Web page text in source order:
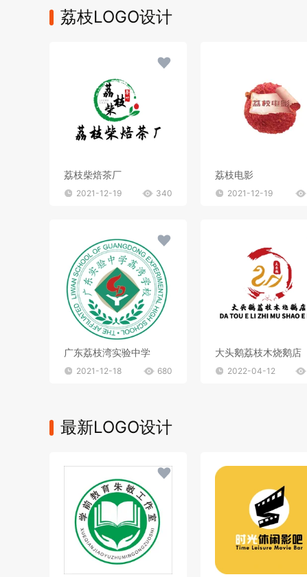
荔枝LOGO设计
荔枝柴焙茶厂
2021-12-19 340
荔枝电影
2021-12-19
广东荔枝湾实验中学
2021-12-18 680
大头鹅荔枝木烧鹅店
2022-04-12
最新LOGO设计